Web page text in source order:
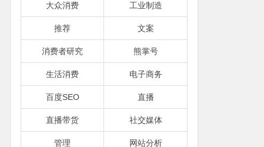
大众消费 工业制造
推荐 文案
消费者研究 熊掌号
生活消费 电子商务
百度SEO 直播
直播带货 社交媒体
管理 网站分析